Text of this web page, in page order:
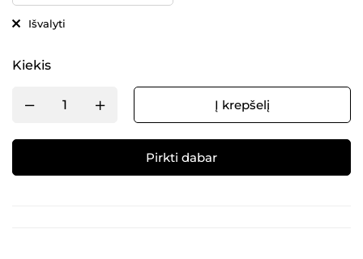
Išvalyti
Kiekis
Į krepšelį
Pirkti dabar